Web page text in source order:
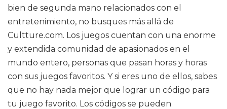
bien de segunda mano relacionados con el
entretenimiento, no busques más allá de
Cultture.com. Los juegos cuentan con una enorme
y extendida comunidad de apasionados en el
mundo entero, personas que pasan horas y horas
con sus juegos favoritos. Y si eres uno de ellos, sabes
que no hay nada mejor que lograr un código para
tu juego favorito. Los códigos se pueden